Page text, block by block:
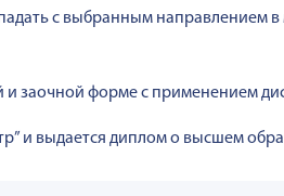
с выбранным направлением
заочной форме с применением
и выдается диплом о высшем